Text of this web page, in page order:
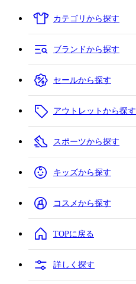
カテゴリから探す
ブランドから探す
セールから探す
アウトレットから探す
スポーツから探す
キッズから探す
コスメから探す
TOPに戻る
詳しく探す